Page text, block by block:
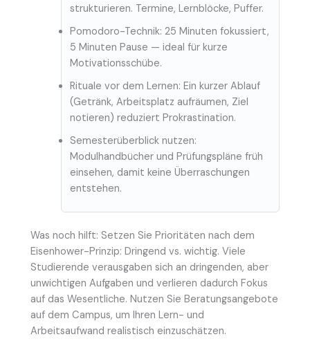
strukturieren. Termine, Lernblöcke, Puffer.
Pomodoro-Technik: 25 Minuten fokussiert,
5 Minuten Pause — ideal für kurze
Motivationsschübe.
Rituale vor dem Lernen: Ein kurzer Ablauf
(Getränk, Arbeitsplatz aufräumen, Ziel
notieren) reduziert Prokrastination.
Semesterüberblick nutzen:
Modulhandbücher und Prüfungspläne früh
einsehen, damit keine Überraschungen
entstehen.
Was noch hilft: Setzen Sie Prioritäten nach dem
Eisenhower-Prinzip: Dringend vs. wichtig. Viele
Studierende verausgaben sich an dringenden, aber
unwichtigen Aufgaben und verlieren dadurch Fokus
auf das Wesentliche. Nutzen Sie Beratungsangebote
auf dem Campus, um Ihren Lern- und
Arbeitsaufwand realistisch einzuschätzen.